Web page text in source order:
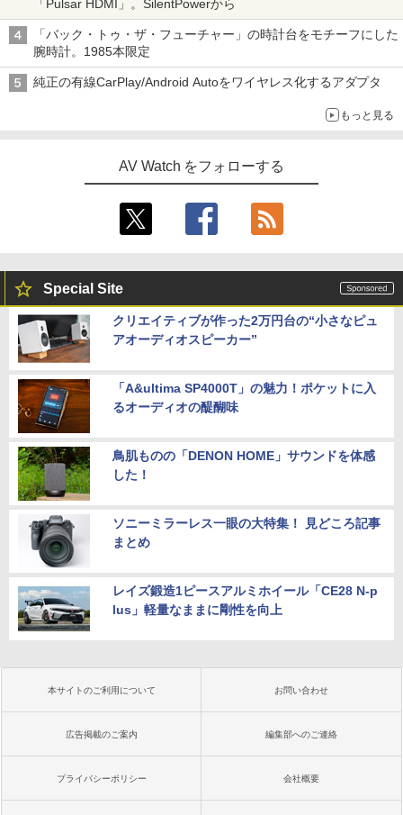
「Pulsar HDMI」。SilentPowerから
「バック・トゥ・ザ・フューチャー」の時計台をモチーフにした
腕時計。1985本限定
純正の有線CarPlay/Android Autoをワイヤレス化するアダプタ
もっと見る
AV Watch をフォローする
Special Site
クリエイティブが作った2万円台の“小さなピュ
アオーディオスピーカー”
「A&ultima SP4000T」の魅力！ポケットに入
るオーディオの醍醐味
鳥肌ものの「DENON HOME」サウンドを体感
した！
ソニーミラーレス一眼の大特集！ 見どころ記事
まとめ
レイズ鍛造1ピースアルミホイール「CE28 N-p
lus」軽量なままに剛性を向上
本サイトのご利用について お問い合わせ
広告掲載のご案内 編集部へのご連絡
プライバシーポリシー 会社概要